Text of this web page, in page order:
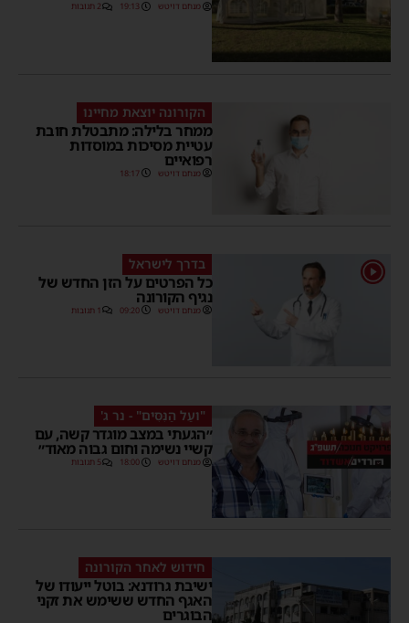
מנחם דויטש 19:13 2 תגובות
הקורונה יוצאת מחיינו
ממחר בלילה: מתבטלת חובת
עטיית מסיכות במוסדות
רפואיים
מנחם דויטש 18:17
1 בדרך לישראל
כל הפרטים על הזן החדש של
נגיף הקורונה
מנחם דויטש 09:20 1 תגובות
"ועַל הַנִּסִּים" - נר ג'
״הגעתי במצב מוגדר קשה, עם
קשיי נשימה וחום גבוה מאוד״
מנחם דויטש 18:00 5 תגובות
חידוש לאחר הקורונה
ישיבת גרודנא: בוטל ייעודו של
האגף החדש ששימש את זקני
הבוגרים